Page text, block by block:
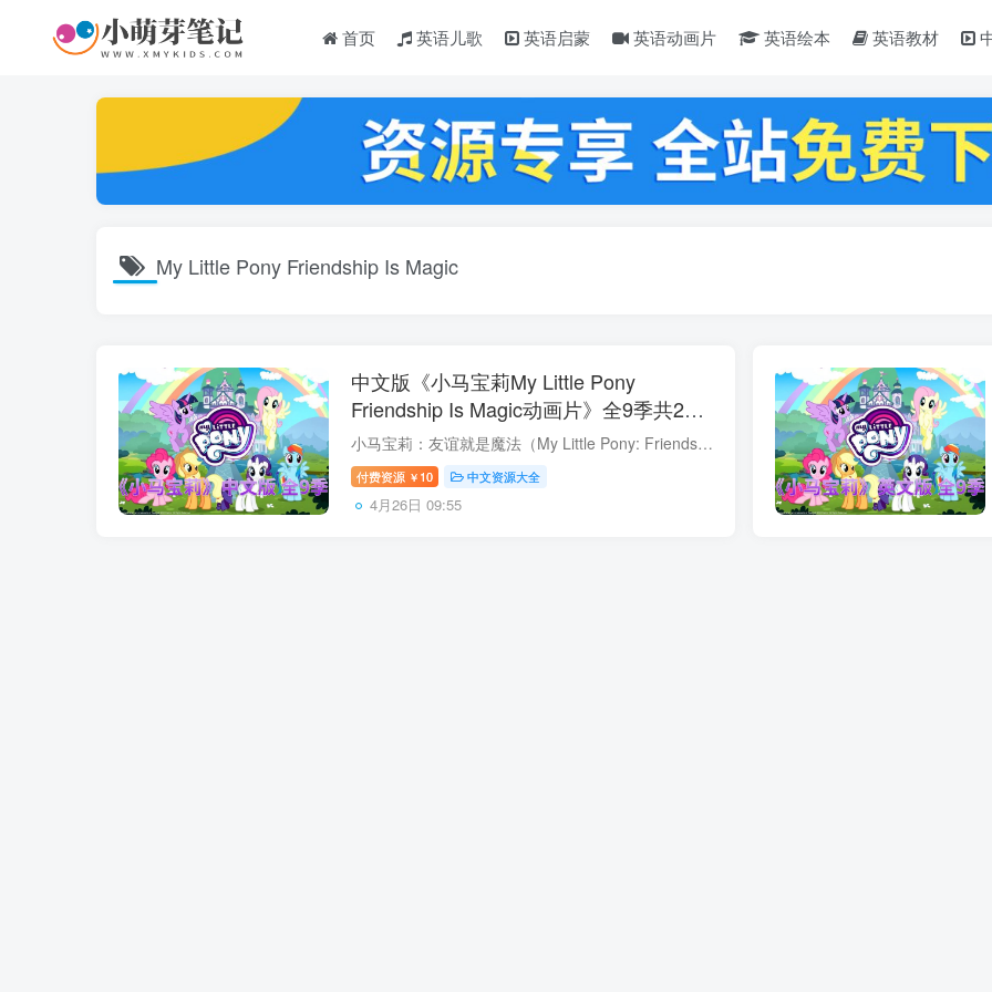
首页 英语儿歌 英语启蒙 英语动画片 英语绘本 英语教材
My Little Pony Friendship Is Magic
中文版《小马宝莉My Little Pony
Friendship Is Magic动画片》全9季共221
集，720P高清视频带中文字幕，百度云
网盘下载
小马宝莉：友谊就是魔法（My Little Pony: Friendship is Magic）由美国玩具商孩之宝于2010年10月10日在美国探索家庭电视频道开始播出的卡通影集，共221集。 故事叙述了小马Twilight Sparkle（...
付费资源 ￥ 10 中文资源大全
4月26日 09:55